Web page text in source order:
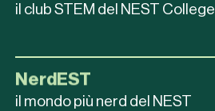
Per le istituzioni
Contatti
il club STEM del NEST College
NerdEST
il mondo più nerd del NEST